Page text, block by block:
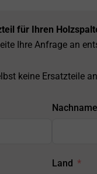
für Ihren
Ihre Anfrage an
keine Ersatzteile
Nachname
Land